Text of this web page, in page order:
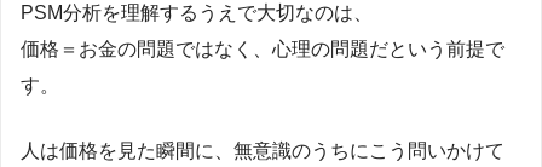
PSM分析を理解するうえで大切なのは、
価格＝お金の問題ではなく、心理の問題だという前提で
す。
人は価格を見た瞬間に、無意識のうちにこう問いかけて